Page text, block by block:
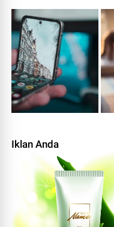
Iklan Anda